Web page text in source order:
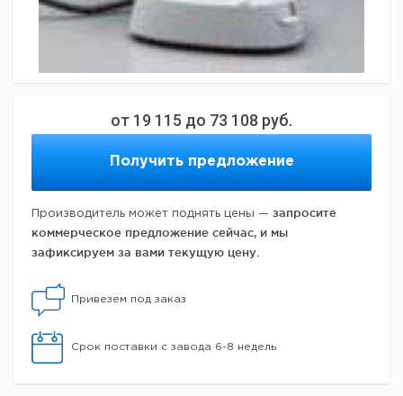
от 19 115 до 73 108 руб.
Получить предложение
Производитель может поднять цены — запросите
коммерческое предложение сейчас, и мы
зафиксируем за вами текущую цену.
Привезем под заказ
Срок поставки с завода 6-8 недель